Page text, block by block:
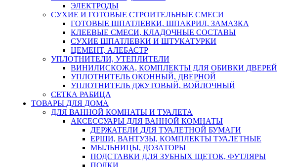
ЭЛЕКТРОДЫ
СУХИЕ И ГОТОВЫЕ СТРОИТЕЛЬНЫЕ СМЕСИ
ГОТОВЫЕ ШПАТЛЕВКИ, ШПАКРИЛ, ЗАМАЗКА
КЛЕЕВЫЕ СМЕСИ, КЛАДОЧНЫЕ СОСТАВЫ
СУХИЕ ШПАТЛЕВКИ И ШТУКАТУРКИ
ЦЕМЕНТ, АЛЕБАСТР
УПЛОТНИТЕЛИ, УТЕПЛИТЕЛИ
ВИНИЛИСКОЖА, КОМПЛЕКТЫ ДЛЯ ОБИВКИ ДВЕРЕЙ
УПЛОТНИТЕЛЬ ОКОННЫЙ, ДВЕРНОЙ
УПЛОТНИТЕЛЬ ДЖУТОВЫЙ, ВОЙЛОЧНЫЙ
СЕТКА РАБИЦА
ТОВАРЫ ДЛЯ ДОМА
ДЛЯ ВАННОЙ КОМНАТЫ И ТУАЛЕТА
АКСЕССУАРЫ ДЛЯ ВАННОЙ КОМНАТЫ
ДЕРЖАТЕЛИ ДЛЯ ТУАЛЕТНОЙ БУМАГИ
ЕРШИ, ВАНТУЗЫ, КОМПЛЕКТЫ ТУАЛЕТНЫЕ
МЫЛЬНИЦЫ, ДОЗАТОРЫ
ПОДСТАВКИ ДЛЯ ЗУБНЫХ ЩЕТОК, ФУТЛЯРЫ